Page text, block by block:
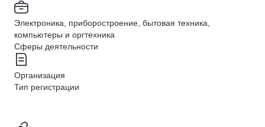
Электроника, приборостроение, бытовая техника,
компьютеры и оргтехника
Сферы деятельности
Организация
Тип регистрации